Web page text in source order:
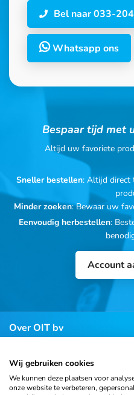
Bel naar 033-
Whatsapp ons
Bespaar tijd met
Altijd uw favoriete
Sneller bestellen: Altijd direct
Minder zoeken: Bewaar uw
Eenvoudig herbestellen:
Account
Over OIT bv
Klantenservice
Wij gebruiken cookies
We kunnen deze plaatsen voor
onze website te verbeteren,